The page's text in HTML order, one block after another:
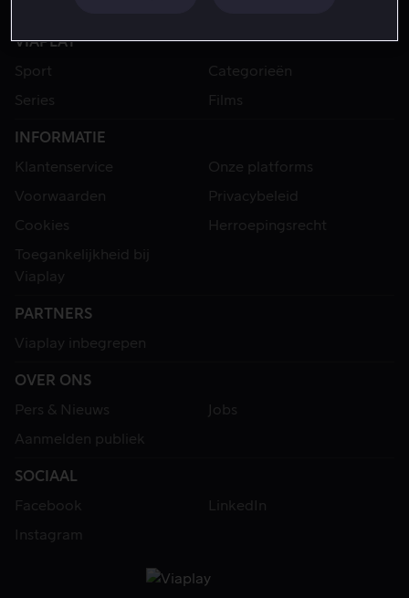
VIAPLAY
Sport
Categorieën
Series
Films
INFORMATIE
Klantenservice
Onze platforms
Voorwaarden
Privacybeleid
Cookies
Herroepingsrecht
Toegankelijkheid bij
Viaplay
PARTNERS
Viaplay inbegrepen
OVER ONS
Pers & Nieuws
Jobs
Aanmelden publiek
SOCIAAL
Facebook
LinkedIn
Instagram